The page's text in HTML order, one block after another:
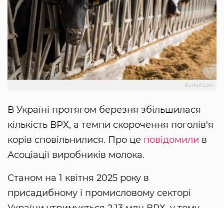
Kurkul.com
В Україні протягом березня збільшилася
кількість ВРХ, а темпи скорочення поголів'я
корів сповільнилися. Про це повідомили в
Асоціації виробників молока.
Станом на 1 квітня 2025 року в
присадибному і промисловому секторі